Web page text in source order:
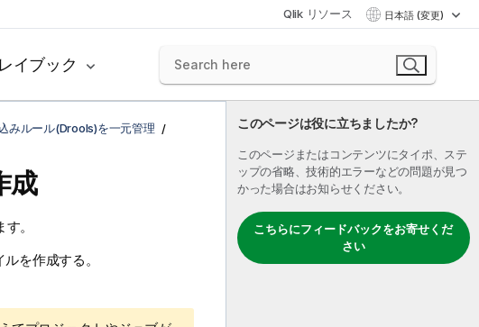
Qlik リソース 日本語 (変更)
イブック
このページは役に立ちましたか?
このページまたはコンテンツにタイポ、ステ
ップの省略、技術的エラーなどの問題が見つ
かった場合はお知らせください。
こちらにフィードバックをお寄せくだ
さい
みルール(Drools)を一元管理
成
。
を作成する。